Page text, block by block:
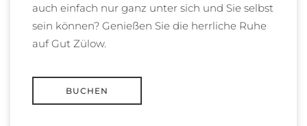
auch einfach nur ganz unter sich und Sie selbst
sein können? Genießen Sie die herrliche Ruhe
auf Gut Zülow.
BUCHEN